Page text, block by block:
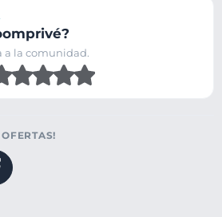
a la comunidad.